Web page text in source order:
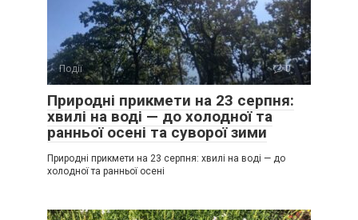
Події 0
Природні прикмети на 23 серпня:
хвилі на воді — до холодної та
ранньої осені та суворої зими
Природні прикмети на 23 серпня: хвилі на воді — до
холодної та ранньої осені